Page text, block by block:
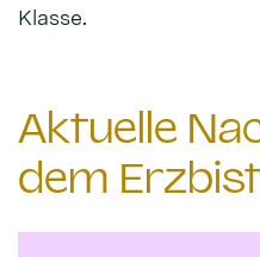
Klasse.
Aktuelle
dem